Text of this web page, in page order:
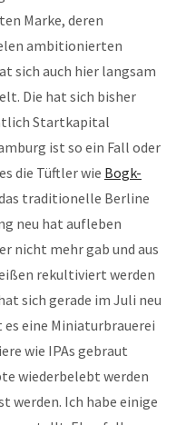
Marke, deren
ambitionierten
sich auch hier langsam
Die hat sich bisher
Startkapital
ist so ein Fall oder
die Tüftler wie Bogk-
traditionelle Berline
neu hat aufleben
nicht mehr gab und aus
rekultiviert werden
sich gerade im Juli neu
eine Miniaturbrauerei
wie IPAs gebraut
wiederbelebt werden
werden. Ich habe einige